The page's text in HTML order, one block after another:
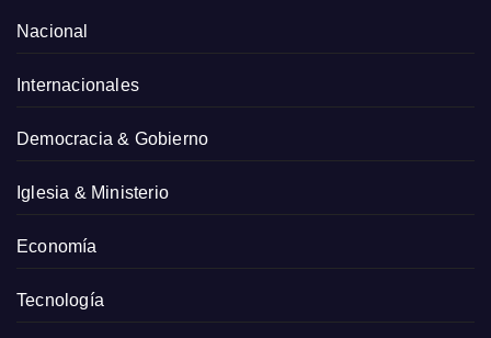
Nacional
Internacionales
Democracia & Gobierno
Iglesia & Ministerio
Economía
Tecnología